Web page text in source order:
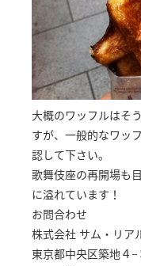
大概のワッフルはそ
すが、一般的なワッ
認して下さい。
歌舞伎座の再開場も
に溢れています！
お問合わせ
株式会社 サム・リア
東京都中央区築地４